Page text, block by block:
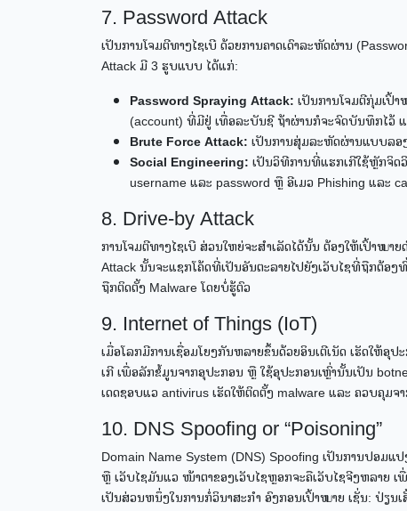
7. Password Attack
ເປັນການໂຈມຕີທາງໄຊເບີ ດ້ວຍການຄາດເດົາລະຫັດຜ່ານ
Attack ມີ 3 ຮູບແບບ ໄດ້ແກ່:
Password Spraying Attack: ເປັນການໂຈມຕີກຸ່ມເປົ້
(account) ທີ່ມີຢູ່ ເທື່ອລະບັນຊີ ຖ້າຜ່ານກໍຈະຈົດບັນທຶກໄວ້
Brute Force Attack: ເປັນການສຸ່ມລະຫັດຜ່ານແບບລ
Social Engineering: ເປັນວິທີການທີ່ແຮກເກີໃຊ້ຫຼັກຈິດ
username ແລະ password ຫຼື ອີເມວ Phishing ແລະ
8. Drive-by Attack
ການໂຈມຕີທາງໄຊເບີ ສ່ວນໃຫຍ່ຈະສຳເລັດໄດ້ນັ້ນ ຕ້ອງໃຫ້ເປົ້າໝ
Attack ນັ້ນຈະແຊກໂຄ້ດທີ່ເປັນອັນຕະລາຍໄປຍັງເວັບໄຊທີ່ຖືກຕ້ອ
ຖືກຕິດຕັ້ງ Malware ໂດຍບໍ່ຮູ້ຕົວ
9. Internet of Things (IoT)
ເມື່ອໂລກມີການເຊື່ອມໂຍງກັນຫລາຍຂຶ້ນດ້ວຍອິນເຕີເນັດ ເຮັດໃຫ້
ເກີ ເພື່ອລັກຂໍ້ມູນຈາກອຸປະກອນ ຫຼື ໃຊ້ອຸປະກອນເຫຼົ່ານັ້ນເປັນ
ເດດຊອບແວ antivirus ເຮັດໃຫ້ຕິດຕັ້ງ malware ແລະ ຄວບຄຸມຈາ
10. DNS Spoofing or “Poisoning”
Domain Name System (DNS) Spoofing ເປັນການປອມ
ຫຼື ເວັບໄຊມັນແວ ໜ້າຕາຂອງເວັບໄຊຫຼອກຈະຄືເວັບໄຊຈີງຫລາຍ
ເປັນສ່ວນຫນຶ່ງໃນການກໍ່ວິນາສະກຳ ອົງກອນເປົ້າໝາຍ ເຊັ່ນ: ປ່ຽນ